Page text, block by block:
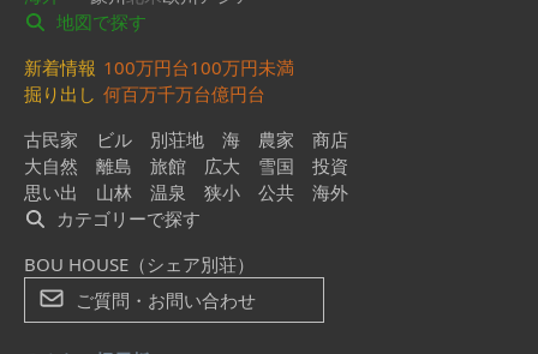
地図で探す
新着情報 100万円台100万円未満
掘り出し 何百万千万台億円台
古民家
ビル 別荘地 海 農家
商店
大自然
離島 旅館 広大 雪国
投資
思い出
山林 温泉 狭小 公共
海外
カテゴリーで探す
BOU HOUSE（シェア別荘）
ご質問・お問い合わせ